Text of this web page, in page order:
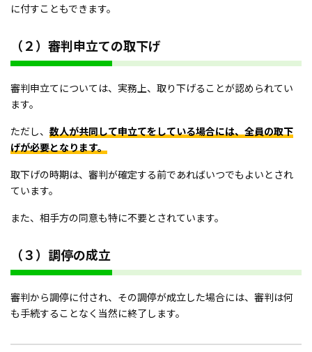
に付すこともできます。
（２）審判申立ての取下げ
審判申立てについては、実務上、取り下げることが認められてい
ます。
ただし、 数人が共同して申立てをしている場合には、全員の取下
げが必要となります。
取下げの時期は、審判が確定する前であればいつでもよいとされ
ています。
また、相手方の同意も特に不要とされています。
（３）調停の成立
審判から調停に付され、その調停が成立した場合には、審判は何
も手続することなく当然に終了します。